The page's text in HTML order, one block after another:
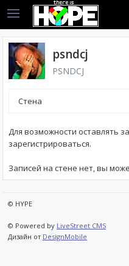
psndcj
PSNDCJ
Стена
Для возможности оставлять
зарегистрироваться.
Записей на стене нет, вы
© HYPE
© Powered by LiveStreet CMS
Дизайн от DesignMobile